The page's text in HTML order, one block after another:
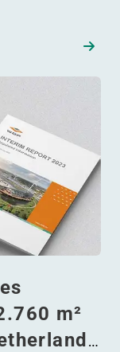
im
m²